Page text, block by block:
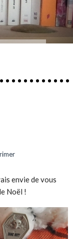
envie de vous
Noël !